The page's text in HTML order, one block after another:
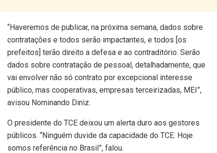
“Haveremos de publicar, na próxima semana, dados sobre
contratações e todos serão impactantes, e todos [os
prefeitos] terão direito a defesa e ao contraditório. Serão
dados sobre contratação de pessoal, detalhadamente, que
vai envolver não só contrato por excepcional interesse
público, mas cooperativas, empresas terceirizadas, MEI”,
avisou Nominando Diniz.
O presidente do TCE deixou um alerta duro aos gestores
públicos. “Ninguém duvide da capacidade do TCE. Hoje
somos referência no Brasil”, falou.